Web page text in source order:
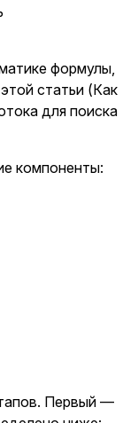
формулы,
статьи (Как
для поиска
компоненты:
Первый —